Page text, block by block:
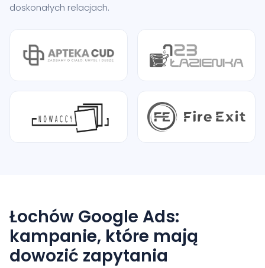
doskonałych relacjach.
Łochów Google Ads:
kampanie, które mają
dowozić zapytania